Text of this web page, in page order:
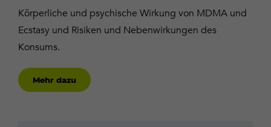
Körperliche und psychische Wirkung von MDMA und
Ecstasy und Risiken und Nebenwirkungen des
Konsums.
Mehr dazu